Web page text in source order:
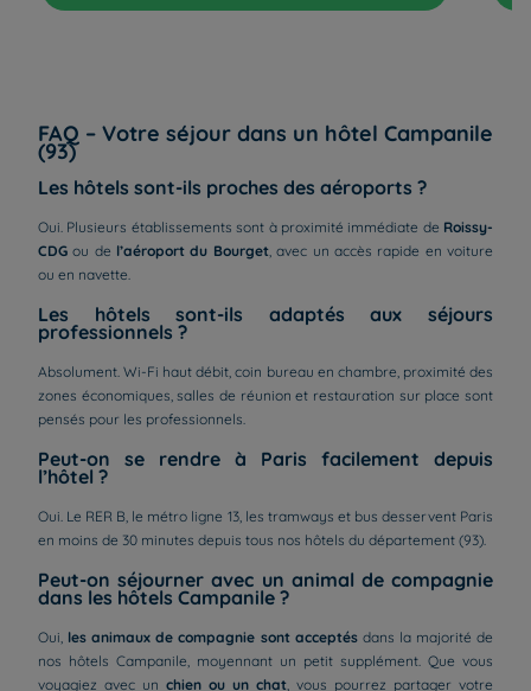
FAQ – Votre séjour dans un hôtel Campanile
(93)
Les hôtels sont-ils proches des aéroports ?
Oui. Plusieurs établissements sont à proximité immédiate de Roissy-
CDG ou de l’aéroport du Bourget, avec un accès rapide en voiture
ou en navette.
Les hôtels sont-ils adaptés aux séjours
professionnels ?
Absolument. Wi-Fi haut débit, coin bureau en chambre, proximité des
zones économiques, salles de réunion et restauration sur place sont
pensés pour les professionnels.
Peut-on se rendre à Paris facilement depuis
l’hôtel ?
Oui. Le RER B, le métro ligne 13, les tramways et bus desservent Paris
en moins de 30 minutes depuis tous nos hôtels du département (93).
Peut-on séjourner avec un animal de compagnie
dans les hôtels Campanile ?
Oui, les animaux de compagnie sont acceptésdans la majorité de
nos hôtels Campanile, moyennant un petit supplément. Que vous
voyagiez avec un chien ou un chat , vous pourrez partager votre